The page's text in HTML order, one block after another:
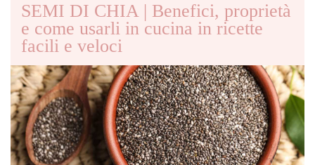
SEMI DI CHIA | Benefici, proprietà
e come usarli in cucina in ricette
facili e veloci